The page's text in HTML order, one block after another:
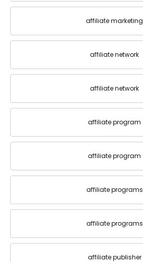
affiliate marketing
affiliate network
affiliate network
affiliate program
affiliate program
affiliate programs
affiliate programs
affiliate publisher